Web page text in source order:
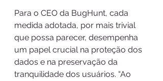
Para o CEO da BugHunt, cada
medida adotada, por mais trivial
que possa parecer, desempenha
um papel crucial na proteção dos
dados e na preservação da
tranquilidade dos usuários. “Ao